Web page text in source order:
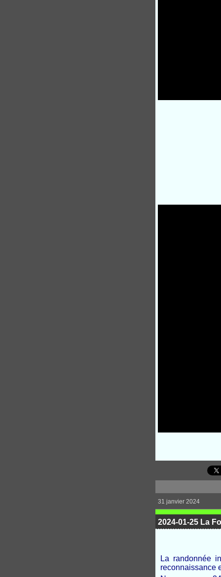
31 janvier 2024
2024-01-25 La
La randonnée
reconnaissance